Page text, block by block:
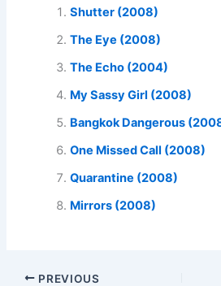
Shutter (2008)
The Eye (2008)
The Echo (2004)
My Sassy Girl (2008)
Bangkok Dangerous
One Missed Call (2008)
Quarantine (2008)
Mirrors (2008)
PREVIOUS